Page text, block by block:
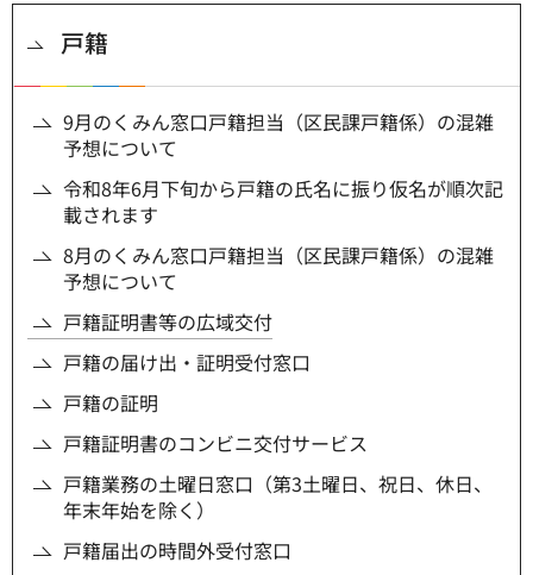
戸籍
9月のくみん窓口戸籍担当（区民課戸籍係）の混雑
予想について
令和8年6月下旬から戸籍の氏名に振り仮名が順次記
載されます
8月のくみん窓口戸籍担当（区民課戸籍係）の混雑
予想について
戸籍証明書等の広域交付
戸籍の届け出・証明受付窓口
戸籍の証明
戸籍証明書のコンビニ交付サービス
戸籍業務の土曜日窓口（第3土曜日、祝日、休日、
年末年始を除く）
戸籍届出の時間外受付窓口